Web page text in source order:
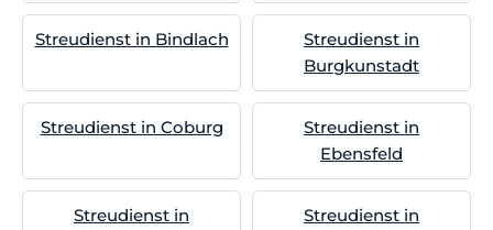
Streudienst in Bindlach
Streudienst in
Burgkunstadt
Streudienst in Coburg
Streudienst in
Ebensfeld
Streudienst in
Streudienst in